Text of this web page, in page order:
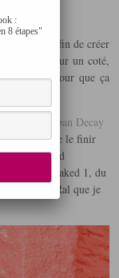
j’ai twisté afin de créer
cheveux sur un coté,
et noires, pour que ça
de chez
Urban Decay
et je viens de le finir
il correspond
la palette Naked 1, du
finir le Ral que je
:
8 étapes"